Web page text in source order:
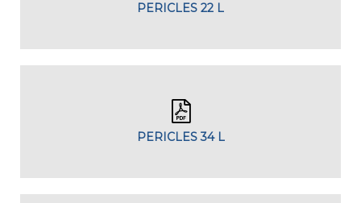
PERICLES 22 L
PERICLES 34 L